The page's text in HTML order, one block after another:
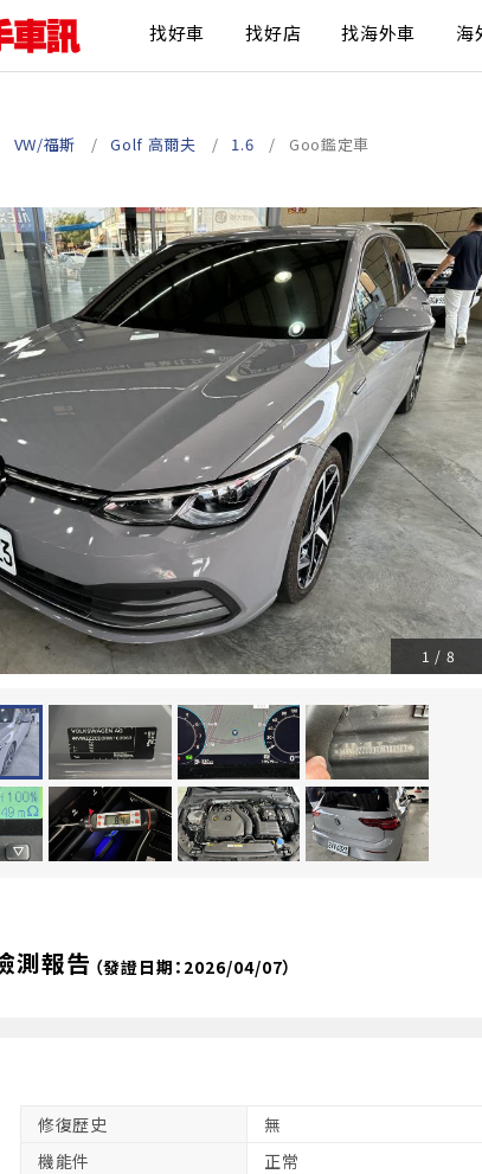
找好車 找好店 找海外車 海
VW/福斯 Golf 高爾夫 1.6 Goo鑑定車
1 / 8
測報告 （發證日期：2026/04/07）
修復歴史 無
機能件
正常